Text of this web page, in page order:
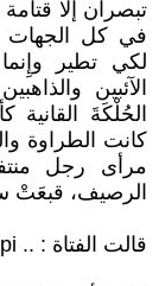
تبصران إلا
في كل الجهات
لكي تطير
الآئبين
الحُلْكَةَ
كانت الطراوة
مرأى رجل
الرصيف، قبعَتْ
قالت الفتاة : .. oh .. papi ..!!..